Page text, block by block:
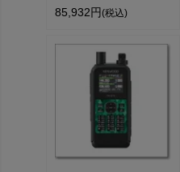
85,932円 (税込)